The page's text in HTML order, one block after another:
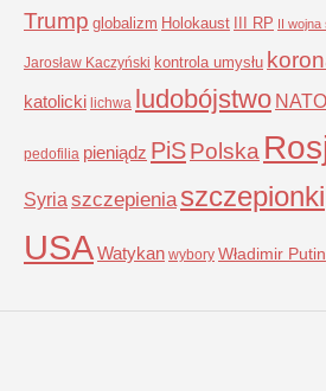
Trump globalizm Holokaust III RP II wojna
Jarosław Kaczyński kontrola umysłu
katolicki lichwa ludobójstwo NATO
pedofilia pieniądz PiSPolska
Syria szczepienia szczepionki
USAWatykan wybory Władimir Putin